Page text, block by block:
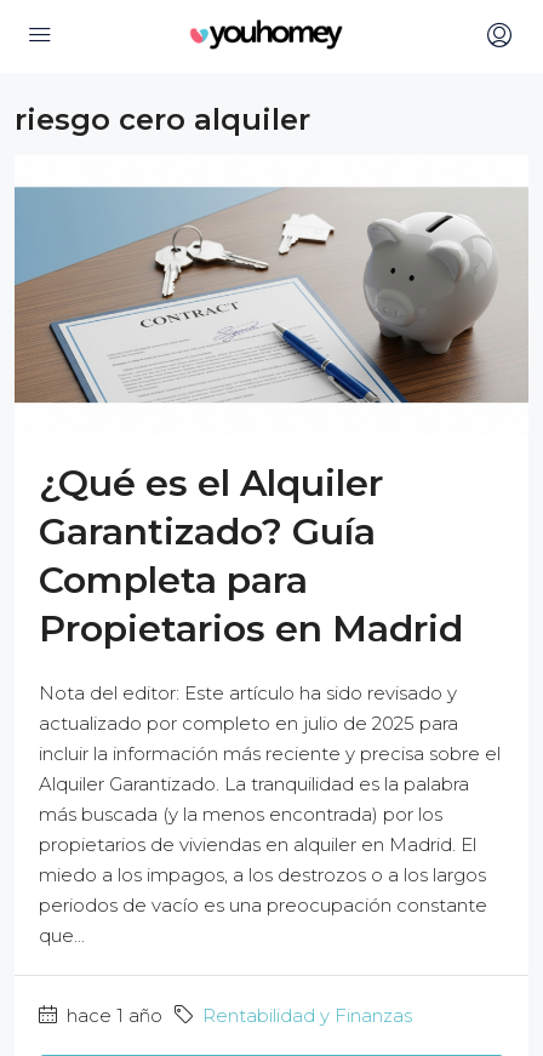
riesgo cero alquiler
¿Qué es el Alquiler
Garantizado? Guía
Completa para
Propietarios en Madrid
Nota del editor: Este artículo ha sido revisado y
actualizado por completo en julio de 2025 para
incluir la información más reciente y precisa sobre el
Alquiler Garantizado. La tranquilidad es la palabra
más buscada (y la menos encontrada) por los
propietarios de viviendas en alquiler en Madrid. El
miedo a los impagos, a los destrozos o a los largos
periodos de vacío es una preocupación constante
que...
hace 1 año Rentabilidad y Finanzas